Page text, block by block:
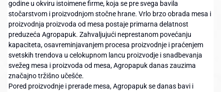
godine u okviru istoimene firme, koja se pre svega bavila
stočarstvom i proizvodnjom stočne hrane. Vrlo brzo obrada mesa i
proizvodnja proizvoda od mesa postaje primarna delatnost
preduzeća Agropapuk. Zahvaljujući neprestanom povećanju
kapaciteta, osavreminjavanjem procesa proizvodnje i praćenjem
svetskih trendova u celokupnom lancu proizvodje i snadbevanja
svežeg mesa i proizvoda od mesa, Agropapuk danas zauzima
značajno tržišno učešće.
Pored proizvodnje i prerade mesa, Agropapuk se danas bavi i